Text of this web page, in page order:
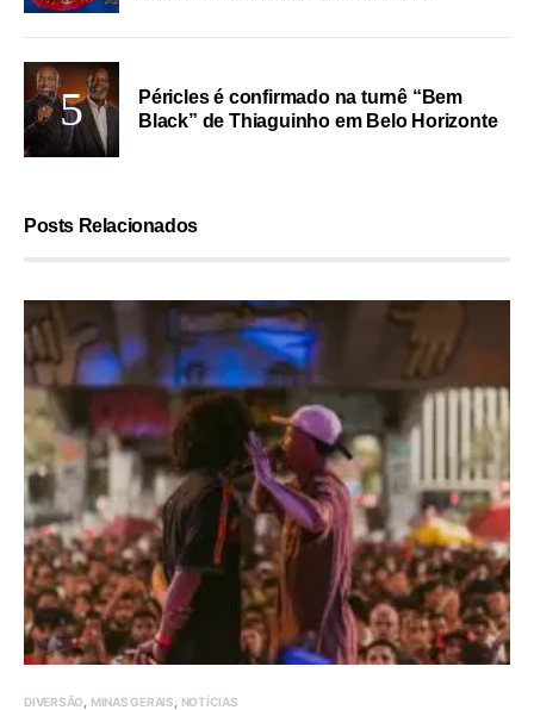
Péricles é confirmado na turnê “Bem
Black” de Thiaguinho em Belo Horizonte
Posts Relacionados
DIVERSÃO MINAS GERAIS NOTÍCIAS